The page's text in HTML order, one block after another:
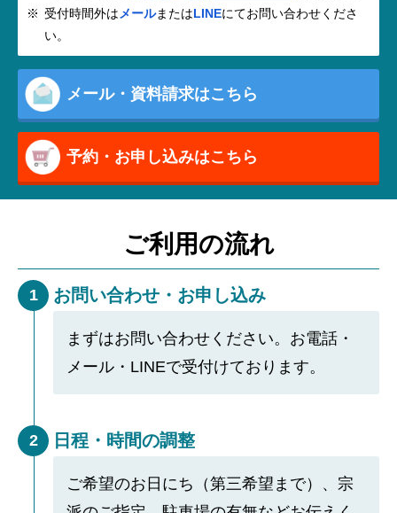
受付時間外は メールまたはLINEにてお問い合わせくださ
い。
メール・資料請求はこちら
予約・お申し込みはこちら
ご利用の流れ
1 お問い合わせ・お申し込み
まずはお問い合わせください。お電話・
メール・LINEで受付けております。
2 日程・時間の調整
ご希望のお日にち（第三希望まで）、宗